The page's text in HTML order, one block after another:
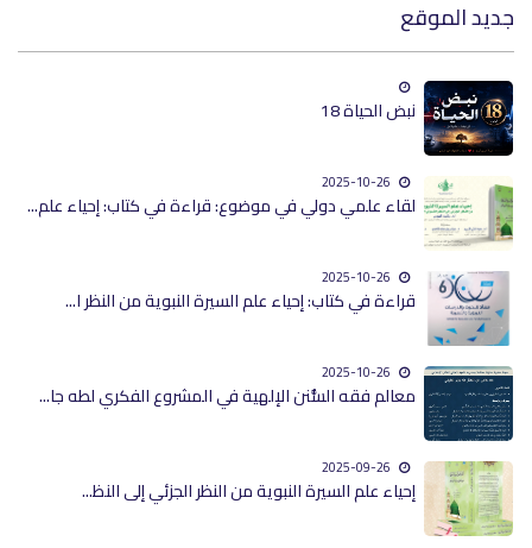
جديد الموقع
نبض الحياة 18
لقاء علمي دولي في موضوع: قراءة في كتاب: إحياء علم...
قراءة في كتاب: إحياء علم السيرة النبوية من النظر ا...
معالم فقه السُّنن الإلهية في المشروع الفكري لطه جا...
إحياء علم السيرة النبوية من النظر الجزئي إلى النظ...